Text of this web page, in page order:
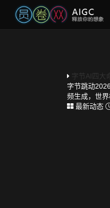
字节AI四大
字节跳动
频生成，世
最新动态